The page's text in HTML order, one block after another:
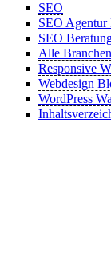
SEO
SEO Agentur
SEO
Alle Branchen
Responsive
Webdesign
WordPress